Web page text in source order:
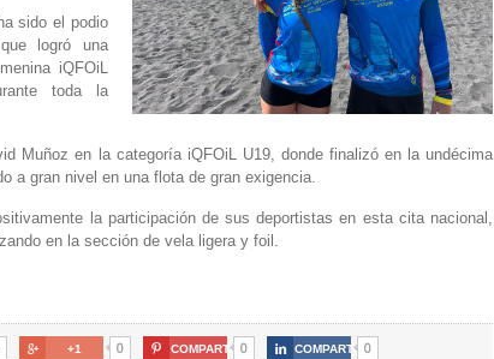
sido el podio
logró una
iQFOiL
toda la
Muñoz en la categoría iQFOiL U19, donde finalizó en la undécima
a gran nivel en una flota de gran exigencia.
la participación de sus deportistas en esta cita nacional,
en la sección de vela ligera y foil.
 +1 0  COMPARTE 0  COMPARTE 0